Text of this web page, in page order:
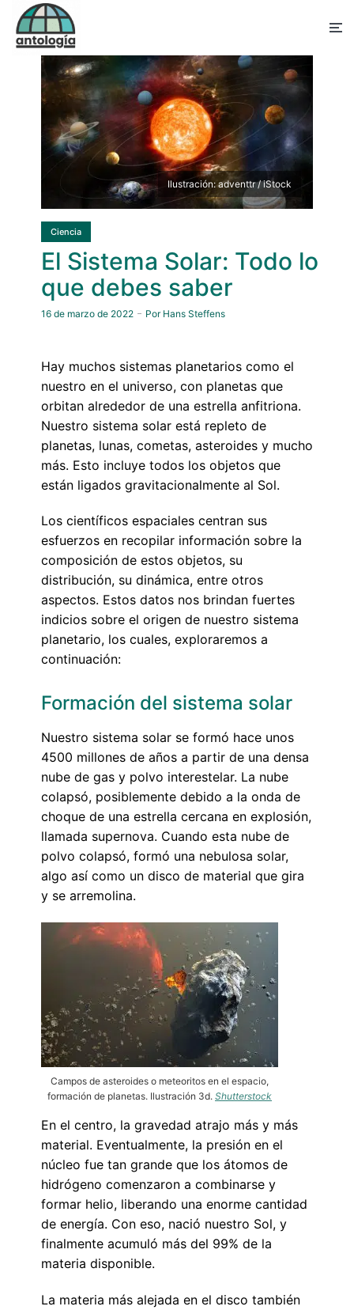
Ilustración: adventtr / iStock
Ciencia
El Sistema Solar: Todo lo
que debes saber
16 de marzo de 2022 Por Hans Steffens
Hay muchos sistemas planetarios como el
nuestro en el universo, con planetas que
orbitan alrededor de una estrella anfitriona.
Nuestro sistema solar está repleto de
planetas, lunas, cometas, asteroides y mucho
más. Esto incluye todos los objetos que
están ligados gravitacionalmente al Sol.
Los científicos espaciales centran sus
esfuerzos en recopilar información sobre la
composición de estos objetos, su
distribución, su dinámica, entre otros
aspectos. Estos datos nos brindan fuertes
indicios sobre el origen de nuestro sistema
planetario, los cuales, exploraremos a
continuación:
Formación del sistema solar
Nuestro sistema solar se formó hace unos
4500 millones de años a partir de una densa
nube de gas y polvo interestelar. La nube
colapsó, posiblemente debido a la onda de
choque de una estrella cercana en explosión,
llamada supernova. Cuando esta nube de
polvo colapsó, formó una nebulosa solar,
algo así como un disco de material que gira
y se arremolina.
Campos de asteroides o meteoritos en el espacio,
formación de planetas. Ilustración 3d. Shutterstock
En el centro, la gravedad atrajo más y más
material. Eventualmente, la presión en el
núcleo fue tan grande que los átomos de
hidrógeno comenzaron a combinarse y
formar helio, liberando una enorme cantidad
de energía. Con eso, nació nuestro Sol, y
finalmente acumuló más del 99% de la
materia disponible.
La materia más alejada en el disco también